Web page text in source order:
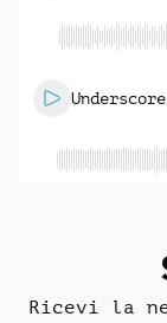
Underscore
Ricevi la